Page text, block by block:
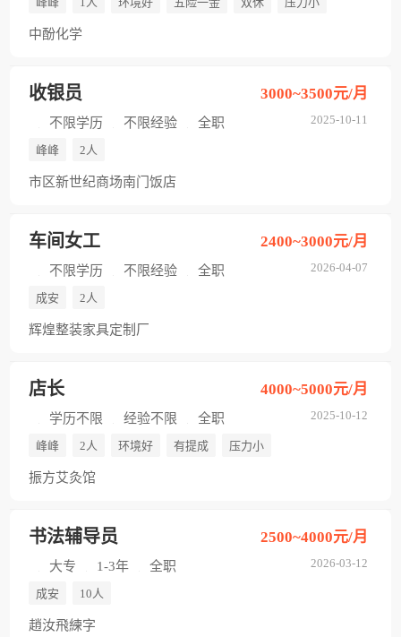
中酚化学
收银员
2025-10-11
3000~3500元/月
不限学历 不限经验 全职
峰峰 2人
市区新世纪商场南门饭店
车间女工
2026-04-07
2400~3000元/月
不限学历 不限经验 全职
成安 2人
辉煌整装家具定制厂
店长
2025-10-12
4000~5000元/月
学历不限 经验不限 全职
峰峰 2人 环境好 有提成 压力小
振方艾灸馆
书法辅导员
2026-03-12
2500~4000元/月
大专 1-3年 全职
成安 10人
趙汝飛練字